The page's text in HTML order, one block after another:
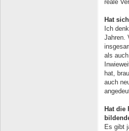
reale
Hat
Ich
Jahren.
als
hat,
auch
Hat die
Es gibt